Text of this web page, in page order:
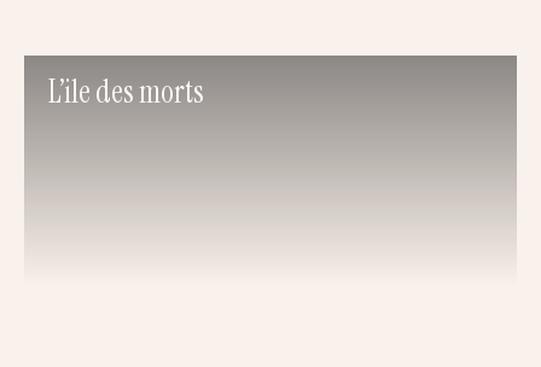
L’ile des morts